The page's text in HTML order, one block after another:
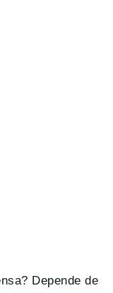
Depende de